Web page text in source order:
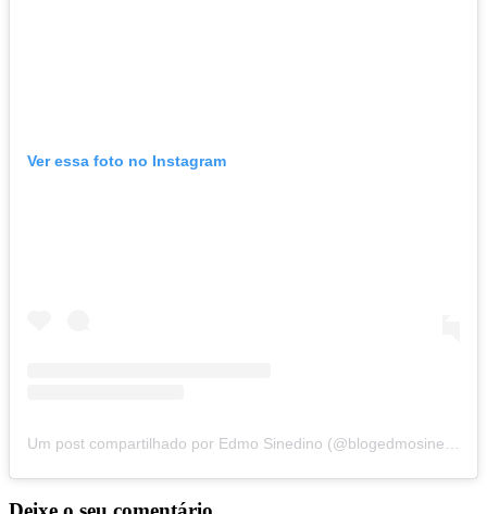
Ver essa foto no Instagram
Um post compartilhado por Edmo Sinedino (@blogedmosinedino)